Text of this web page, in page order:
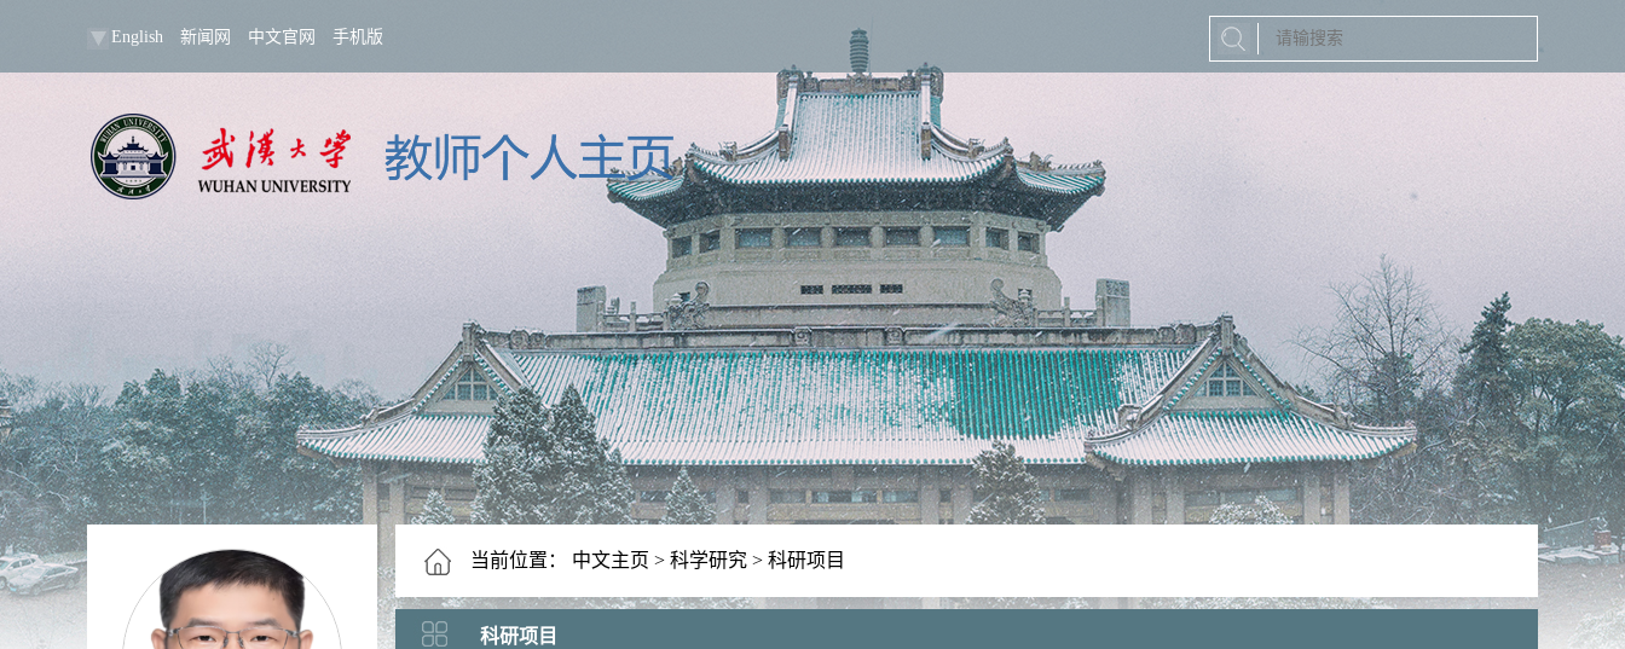
English 新闻网 中文官网 手机版
当前位置： 中文主页 > 科学研究 > 科研项目
科研项目